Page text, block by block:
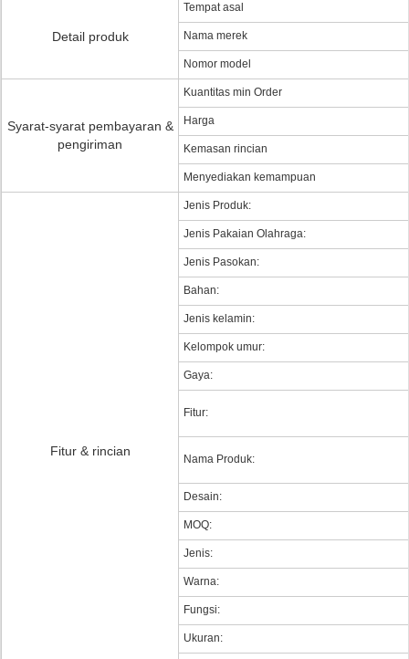
Detail produk
Tempat asal
Nama merek
Nomor model
Syarat-syarat pembayaran &
pengiriman
Kuantitas min Order
Harga
Kemasan rincian
Menyediakan kemampuan
Fitur & rincian
Jenis Produk:
Jenis Pakaian Olahraga:
Jenis Pasokan:
Bahan:
Jenis kelamin:
Kelompok umur:
Gaya:
Fitur:
Nama Produk:
Desain:
MOQ:
Jenis:
Warna:
Fungsi:
Ukuran: